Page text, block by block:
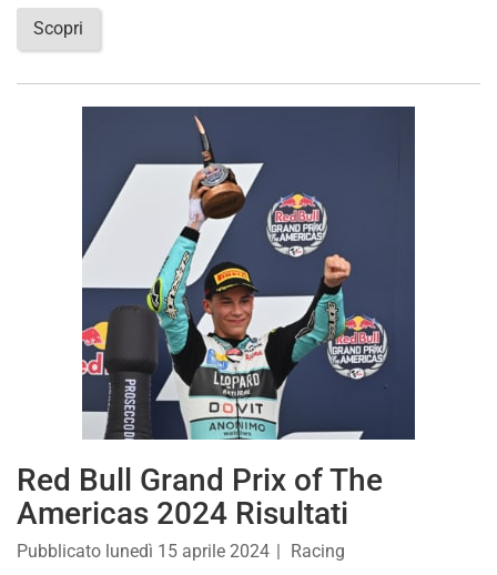
Scopri
Red Bull Grand Prix of The
Americas 2024 Risultati
Pubblicato lunedì 15 aprile 2024
Racing